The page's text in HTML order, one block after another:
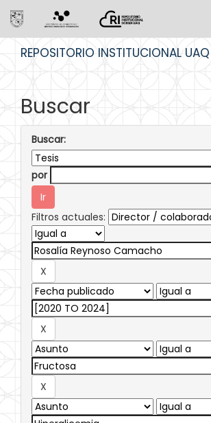
REPOSITORIO INSTITUCIONAL UAQ
Buscar
Buscar:
por
Filtros actuales: